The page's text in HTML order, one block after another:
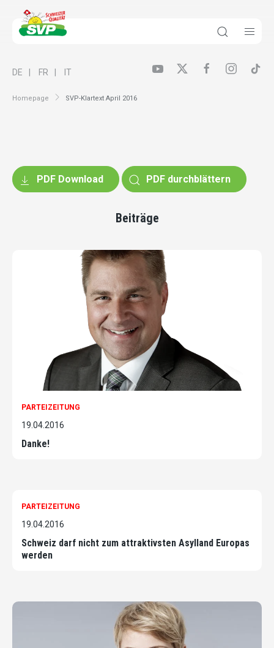
Homepage SVP-Klartext April 2016
DE FR IT
PDF Download PDF durchblättern
Beiträge
PARTEIZEITUNG
19.04.2016
Danke!
PARTEIZEITUNG
19.04.2016
Schweiz darf nicht zum attraktivsten Asylland Europas
werden